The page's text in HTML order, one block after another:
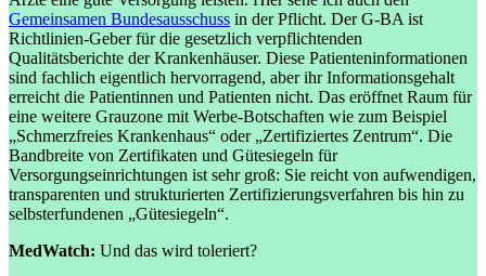
Gemeinsamen Bundesausschuss in der Pflicht. Der G-BA ist
Richtlinien-Geber für die gesetzlich verpflichtenden
Qualitätsberichte der Krankenhäuser. Diese Patienteninformationen
sind fachlich eigentlich hervorragend, aber ihr Informationsgehalt
erreicht die Patientinnen und Patienten nicht. Das eröffnet Raum für
eine weitere Grauzone mit Werbe-Botschaften wie zum Beispiel
„Schmerzfreies Krankenhaus“ oder „Zertifiziertes Zentrum“. Die
Bandbreite von Zertifikaten und Gütesiegeln für
Versorgungseinrichtungen ist sehr groß: Sie reicht von aufwendigen,
transparenten und strukturierten Zertifizierungsverfahren bis hin zu
selbsterfundenen „Gütesiegeln“.
MedWatch: Und das wird toleriert?